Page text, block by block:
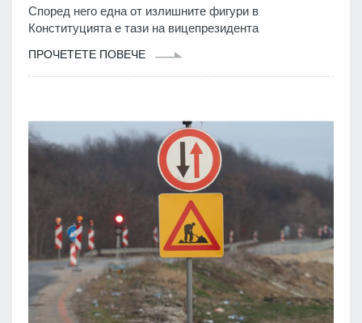
Според него една от излишните фигури в
Конституцията е тази на вицепрезидента
ПРОЧЕТЕТЕ ПОВЕЧЕ